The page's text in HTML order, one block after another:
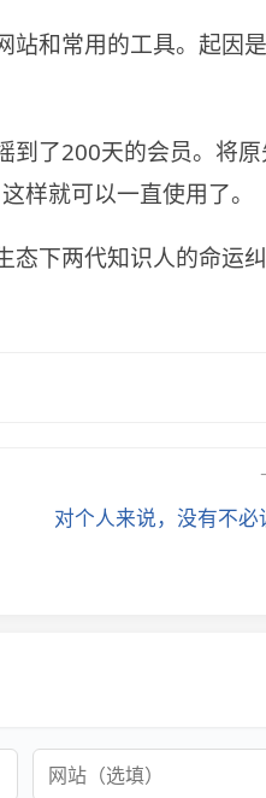
站和常用的工具。起因
到了200天的会员。将
样就可以一直使用了。
态下两代知识人的命运
对个人来说，没有不必
网站